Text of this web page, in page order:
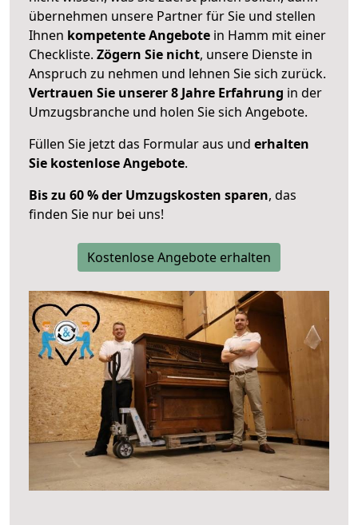
übernehmen unsere Partner für Sie und stellen
Ihnen kompetente Angebote in Hamm mit einer
Checkliste. Zögern Sie nicht, unsere Dienste in
Anspruch zu nehmen und lehnen Sie sich zurück.
Vertrauen Sie unserer 8 Jahre Erfahrung in der
Umzugsbranche und holen Sie sich Angebote.
Füllen Sie jetzt das Formular aus und erhalten
Sie kostenlose Angebote.
Bis zu 60 % der Umzugskosten sparen, das
finden Sie nur bei uns!
Kostenlose Angebote erhalten